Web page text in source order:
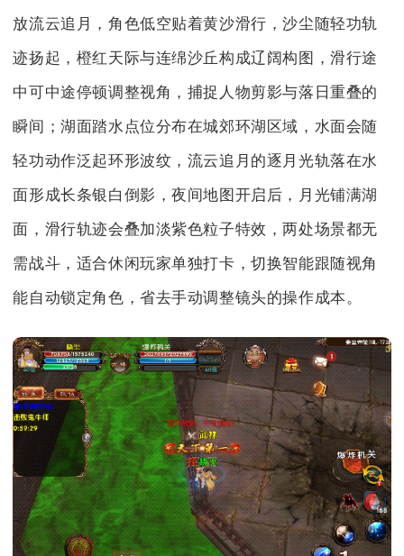
放流云追月，角色低空贴着黄沙滑行，沙尘随轻功轨
迹扬起，橙红天际与连绵沙丘构成辽阔构图，滑行途
中可中途停顿调整视角，捕捉人物剪影与落日重叠的
瞬间；湖面踏水点位分布在城郊环湖区域，水面会随
轻功动作泛起环形波纹，流云追月的逐月光轨落在水
面形成长条银白倒影，夜间地图开启后，月光铺满湖
面，滑行轨迹会叠加淡紫色粒子特效，两处场景都无
需战斗，适合休闲玩家单独打卡，切换智能跟随视角
能自动锁定角色，省去手动调整镜头的操作成本。